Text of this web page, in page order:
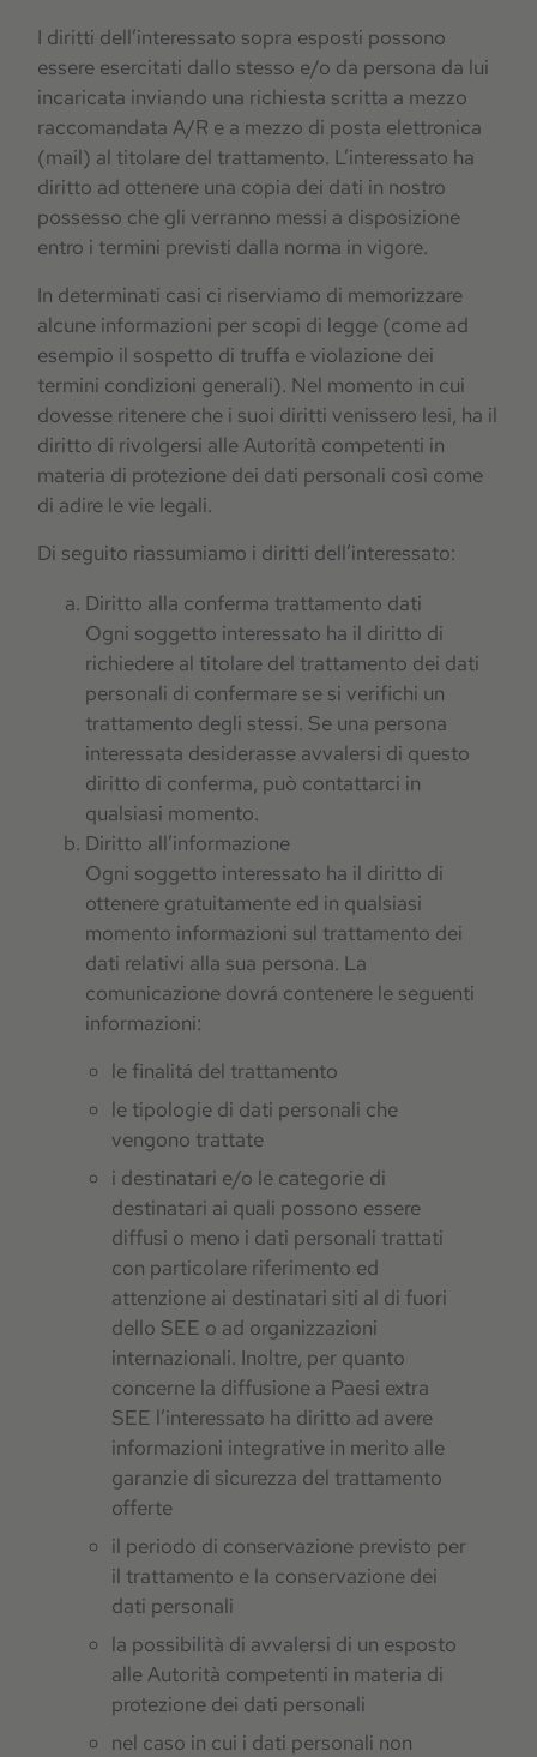
I diritti dell’interessato sopra esposti possono
essere esercitati dallo stesso e/o da persona da lui
incaricata inviando una richiesta scritta a mezzo
raccomandata A/R e a mezzo di posta elettronica
(mail) al titolare del trattamento. L’interessato ha
diritto ad ottenere una copia dei dati in nostro
possesso che gli verranno messi a disposizione
entro i termini previsti dalla norma in vigore.
In determinati casi ci riserviamo di memorizzare
alcune informazioni per scopi di legge (come ad
esempio il sospetto di truffa e violazione dei
termini condizioni generali). Nel momento in cui
dovesse ritenere che i suoi diritti venissero lesi, ha il
diritto di rivolgersi alle Autorità competenti in
materia di protezione dei dati personali così come
di adire le vie legali.
Di seguito riassumiamo i diritti dell’interessato:
Diritto alla conferma trattamento dati
Ogni soggetto interessato ha il diritto di
richiedere al titolare del trattamento dei dati
personali di confermare se si verifichi un
trattamento degli stessi. Se una persona
interessata desiderasse avvalersi di questo
diritto di conferma, può contattarci in
qualsiasi momento.
Diritto all’informazione
Ogni soggetto interessato ha il diritto di
ottenere gratuitamente ed in qualsiasi
momento informazioni sul trattamento dei
dati relativi alla sua persona. La
comunicazione dovrá contenere le seguenti
informazioni:
le finalitá del trattamento
le tipologie di dati personali che
vengono trattate
i destinatari e/o le categorie di
destinatari ai quali possono essere
diffusi o meno i dati personali trattati
con particolare riferimento ed
attenzione ai destinatari siti al di fuori
dello SEE o ad organizzazioni
internazionali. Inoltre, per quanto
concerne la diffusione a Paesi extra
SEE l’interessato ha diritto ad avere
informazioni integrative in merito alle
garanzie di sicurezza del trattamento
offerte
il periodo di conservazione previsto per
il trattamento e la conservazione dei
dati personali
la possibilità di avvalersi di un esposto
alle Autorità competenti in materia di
protezione dei dati personali
nel caso in cui i dati personali non